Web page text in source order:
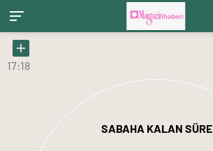
17:18
SABAHA KALAN SÜRE